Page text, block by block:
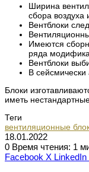
Ширина
сбора воздуха
Вентблоки
Имеются
ряда
Вентблоки
В сейсмически
Блоки
иметь
Теги
вентиляционные
18.01.2022
0 Время чтения: 1
Facebook X LinkedIn